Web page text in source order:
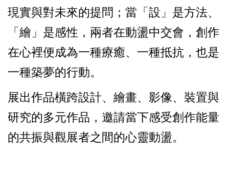
現實與對未來的提問；當「設」是方法、
「繪」是感性，兩者在動盪中交會，創作
在心裡便成為一種療癒、一種抵抗，也是
一種築夢的行動。
展出作品橫跨設計、繪畫、影像、裝置與
研究的多元作品，邀請當下感受創作能量
的共振與觀展者之間的心靈動盪。